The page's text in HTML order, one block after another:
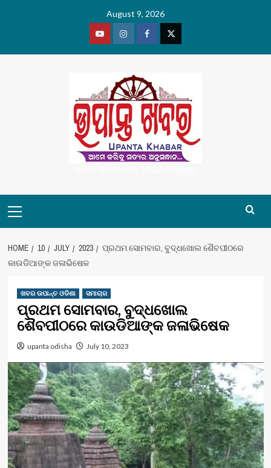
August 9, 2026
YoutubeVimeoFacebookTwitter
Menu
HOME 10 JULY 2023
ପ୍ରଥମ ସୋମବାର, ବୁଦ୍ଧଖୋଲ ଶୈବପୀଠରେ
କାଉଡିଆଙ୍କ ଜଳାଭିଷେକ
ଖବର ଉପାନ୍ତ ଓଡିଶା ସମାଚାର
ପ୍ରଥମ ସୋମବାର, ବୁଦ୍ଧଖୋଲ
ଶୈବପୀଠରେ କାଉଡିଆଙ୍କ ଜଳାଭିଷେକ
upanta odisha July 10, 2023